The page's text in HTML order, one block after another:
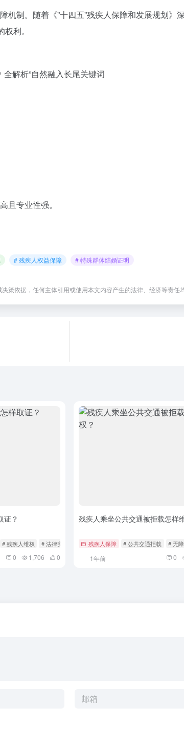
制。随着《”十四五”残疾人保障和发展规划
利。
全解析”自然融入长尾关键词
且专业性强。
# 残疾人权益保障 # 特殊群体结婚证明
策依据，任何主体引用或使用本文内容产生的法律、经济等责
证？
# 残疾人维权 # 法律实务
0 1,706 0
残疾人乘坐公共交通被拒载怎样
残疾人保障 # 公共交通拒载 # 无
1年前 0